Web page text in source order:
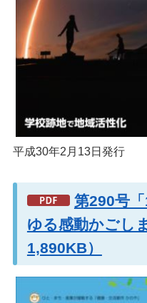
平成30年2月13日発行
第290号
ゆる感動かごし
1,890KB）